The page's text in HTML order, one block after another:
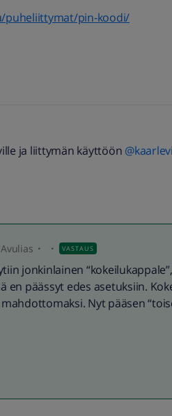
puheliittymat/pin-koodi/
ja liittymän käyttöön @kaarlevi
Avulias VASTAUS
jonkinlainen
en päässyt edes asetuksiin.
Nyt pääsen